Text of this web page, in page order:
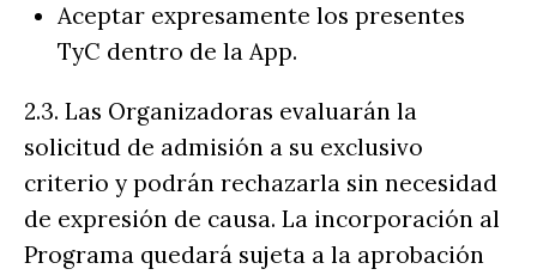
Aceptar expresamente los presentes
TyC dentro de la App.
2.3. Las Organizadoras evaluarán la
solicitud de admisión a su exclusivo
criterio y podrán rechazarla sin necesidad
de expresión de causa. La incorporación al
Programa quedará sujeta a la aprobación